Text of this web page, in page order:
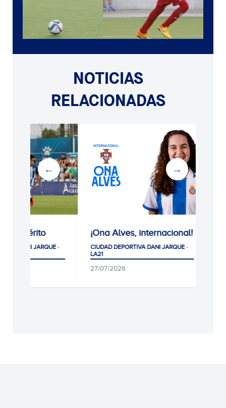
NOTICIAS
RELACIONADAS
¡Ona Alves, internacional!
CIUDAD DEPORTIVA DANI JARQUE ·
Gran éxito de
participación en